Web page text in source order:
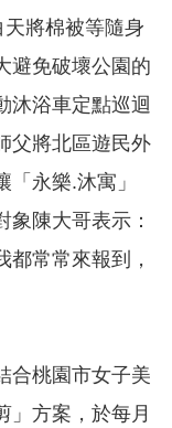
將棉被等隨身
避免破壞公園的
沐浴車定點巡迴
父將北區遊民外
永樂.沐寓」
陳大哥表示：
都常常來報到，
合桃園市女子美
」方案，於每月